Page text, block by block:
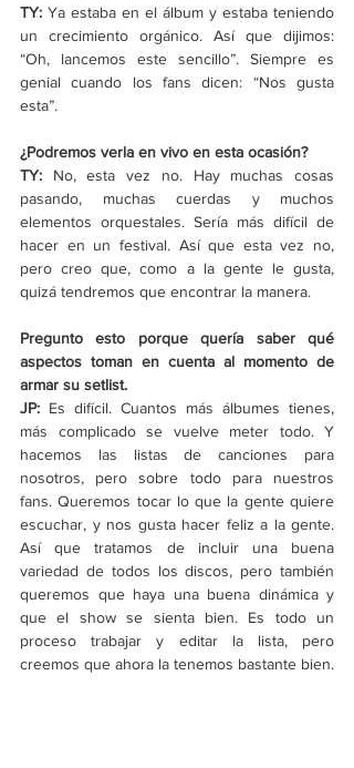
TY: Ya estaba en el álbum y estaba teniendo
un crecimiento orgánico. Así que dijimos:
“Oh, lancemos este sencillo”. Siempre es
genial cuando los fans dicen: “Nos gusta
esta”.
¿Podremos verla en vivo en esta ocasión?
TY: No, esta vez no. Hay muchas cosas
pasando, muchas cuerdas y muchos
elementos orquestales. Sería más difícil de
hacer en un festival. Así que esta vez no,
pero creo que, como a la gente le gusta,
quizá tendremos que encontrar la manera.
Pregunto esto porque quería saber qué
aspectos toman en cuenta al momento de
armar su setlist.
JP: Es difícil. Cuantos más álbumes tienes,
más complicado se vuelve meter todo. Y
hacemos las listas de canciones para
nosotros, pero sobre todo para nuestros
fans. Queremos tocar lo que la gente quiere
escuchar, y nos gusta hacer feliz a la gente.
Así que tratamos de incluir una buena
variedad de todos los discos, pero también
queremos que haya una buena dinámica y
que el show se sienta bien. Es todo un
proceso trabajar y editar la lista, pero
creemos que ahora la tenemos bastante bien.